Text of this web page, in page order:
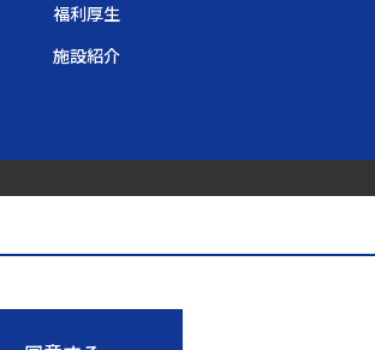
福利厚生
施設紹介